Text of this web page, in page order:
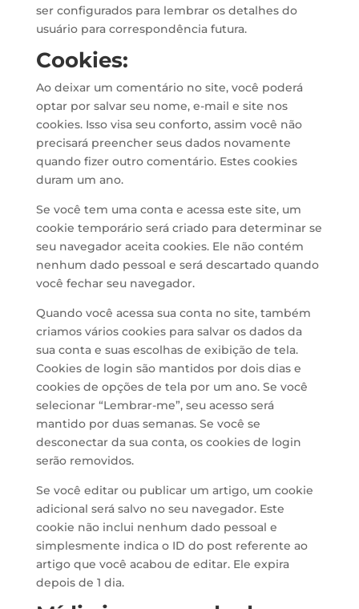
ser configurados para lembrar os detalhes do
usuário para correspondência futura.
Cookies:
Ao deixar um comentário no site, você poderá
optar por salvar seu nome, e-mail e site nos
cookies. Isso visa seu conforto, assim você não
precisará preencher seus dados novamente
quando fizer outro comentário. Estes cookies
duram um ano.
Se você tem uma conta e acessa este site, um
cookie temporário será criado para determinar se
seu navegador aceita cookies. Ele não contém
nenhum dado pessoal e será descartado quando
você fechar seu navegador.
Quando você acessa sua conta no site, também
criamos vários cookies para salvar os dados da
sua conta e suas escolhas de exibição de tela.
Cookies de login são mantidos por dois dias e
cookies de opções de tela por um ano. Se você
selecionar “Lembrar-me”, seu acesso será
mantido por duas semanas. Se você se
desconectar da sua conta, os cookies de login
serão removidos.
Se você editar ou publicar um artigo, um cookie
adicional será salvo no seu navegador. Este
cookie não inclui nenhum dado pessoal e
simplesmente indica o ID do post referente ao
artigo que você acabou de editar. Ele expira
depois de 1 dia.